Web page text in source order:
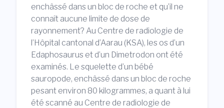
enchâssé dans un bloc de roche et qu’il ne
connaît aucune limite de dose de
rayonnement? Au Centre de radiologie de
l’Hôpital cantonal d’Aarau (KSA), les os d’un
Edaphosaurus et d’un Dimetrodon ont été
examinés. Le squelette d’un bébé
sauropode, enchâssé dans un bloc de roche
pesant environ 80 kilogrammes, a quant à lui
été scanné au Centre de radiologie de